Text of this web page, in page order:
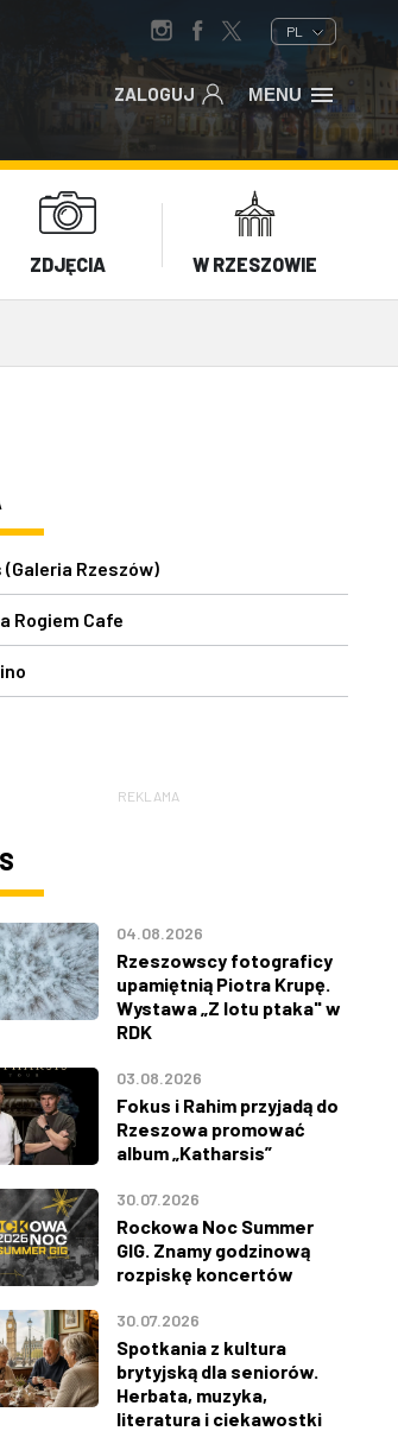
PL
ZALOGUJ MENU
ZDJĘCIA W RZESZOWIE
(Galeria Rzeszów)
Rogiem Cafe
REKLAMA
04.08.2026
Rzeszowscy fotograficy
upamiętnią Piotra Krupę.
Wystawa „Z lotu ptaka" w
RDK
03.08.2026
Fokus i Rahim przyjadą do
Rzeszowa promować
album „Katharsis”
30.07.2026
Rockowa Noc Summer
GIG. Znamy godzinową
rozpiskę koncertów
30.07.2026
Spotkania z kultura
brytyjską dla seniorów.
Herbata, muzyka,
literatura i ciekawostki